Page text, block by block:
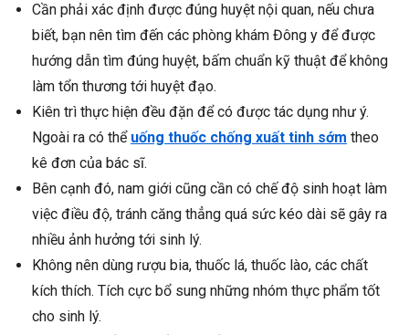
Cần phải xác định được đúng huyệt nội quan, nếu chưa
biết, bạn nên tìm đến các phòng khám Đông y để được
hướng dẫn tìm đúng huyệt, bấm chuẩn kỹ thuật để không
làm tổn thương tới huyệt đạo.
Kiên trì thực hiện đều đặn để có được tác dụng như ý.
Ngoài ra có thể uống thuốc chống xuất tinh sớm theo
kê đơn của bác sĩ.
Bên cạnh đó, nam giới cũng cần có chế độ sinh hoạt làm
việc điều độ, tránh căng thẳng quá sức kéo dài sẽ gây ra
nhiều ảnh hưởng tới sinh lý.
Không nên dùng rượu bia, thuốc lá, thuốc lào, các chất
kích thích. Tích cực bổ sung những nhóm thực phẩm tốt
cho sinh lý.